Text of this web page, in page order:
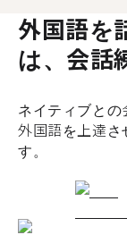
外国語を
は、会話
ネイティブとの
外国語を上達さ
す。